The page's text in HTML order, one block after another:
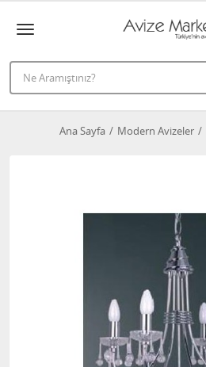
Ana Sayfa Modern Avizeler